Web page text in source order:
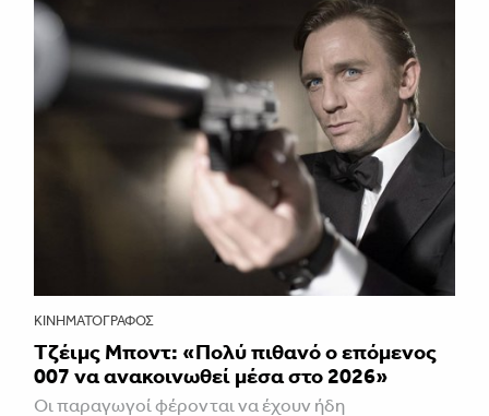
ΚΙΝΗΜΑΤΟΓΡΆΦΟΣ
Τζέιμς Μποντ: «Πολύ πιθανό ο επόμενος
007 να ανακοινωθεί μέσα στο 2026»
Οι παραγωγοί φέρονται να έχουν ήδη